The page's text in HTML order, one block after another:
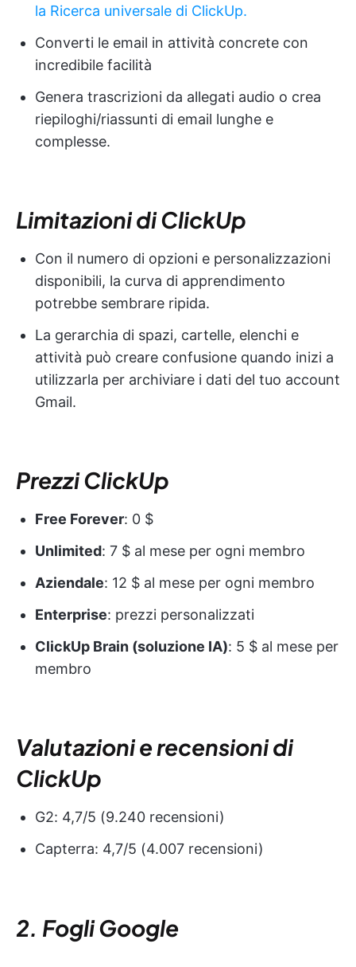
la Ricerca universale di ClickUp.
Converti le email in attività concrete con
incredibile facilità
Genera trascrizioni da allegati audio o crea
riepiloghi/riassunti di email lunghe e
complesse.
Limitazioni di ClickUp
Con il numero di opzioni e personalizzazioni
disponibili, la curva di apprendimento
potrebbe sembrare ripida.
La gerarchia di spazi, cartelle, elenchi e
attività può creare confusione quando inizi a
utilizzarla per archiviare i dati del tuo account
Gmail.
Prezzi ClickUp
Free Forever: 0 $
Unlimited: 7 $ al mese per ogni membro
Aziendale: 12 $ al mese per ogni membro
Enterprise: prezzi personalizzati
ClickUp Brain (soluzione IA): 5 $ al mese per
membro
Valutazioni e recensioni di
ClickUp
G2: 4,7/5 (9.240 recensioni)
Capterra: 4,7/5 (4.007 recensioni)
2. Fogli Google